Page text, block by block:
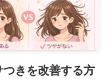
つきを改善する方